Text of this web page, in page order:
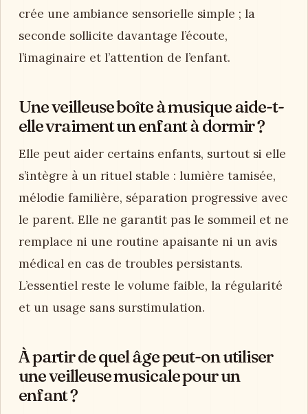
crée une ambiance sensorielle simple ; la
seconde sollicite davantage l’écoute,
l’imaginaire et l’attention de l’enfant.
Une veilleuse boîte à musique aide-t-
elle vraiment un enfant à dormir ?
Elle peut aider certains enfants, surtout si elle
s’intègre à un rituel stable : lumière tamisée,
mélodie familière, séparation progressive avec
le parent. Elle ne garantit pas le sommeil et ne
remplace ni une routine apaisante ni un avis
médical en cas de troubles persistants.
L’essentiel reste le volume faible, la régularité
et un usage sans surstimulation.
À partir de quel âge peut-on utiliser
une veilleuse musicale pour un
enfant ?